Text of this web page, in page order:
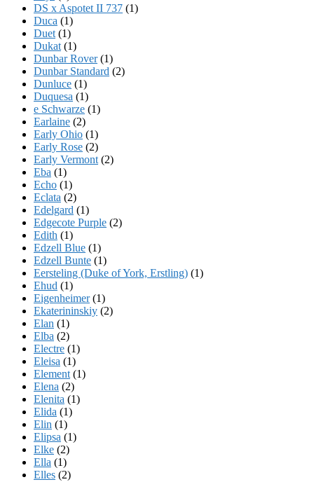
DS x Aspotet II 737 (1)
Duca (1)
Duet (1)
Dukat (1)
Dunbar Rover(1)
Dunbar Standard (2)
Dunluce (1)
Duquesa (1)
e Schwarze (1)
Earlaine (2)
Early Ohio (1)
Early Rose (2)
Early Vermont (2)
Eba (1)
Echo (1)
Eclata (2)
Edelgard (1)
Edgecote Purple (2)
Edith (1)
Edzell Blue (1)
Edzell Bunte (1)
Eersteling (Duke of York, Erstling) (1)
Ehud (1)
Eigenheimer(1)
Ekaterininskiy (2)
Elan (1)
Elba (2)
Electre (1)
Eleisa (1)
Element (1)
Elena (2)
Elenita (1)
Elida (1)
Elin (1)
Elipsa (1)
Elke (2)
Ella (1)
Elles (2)